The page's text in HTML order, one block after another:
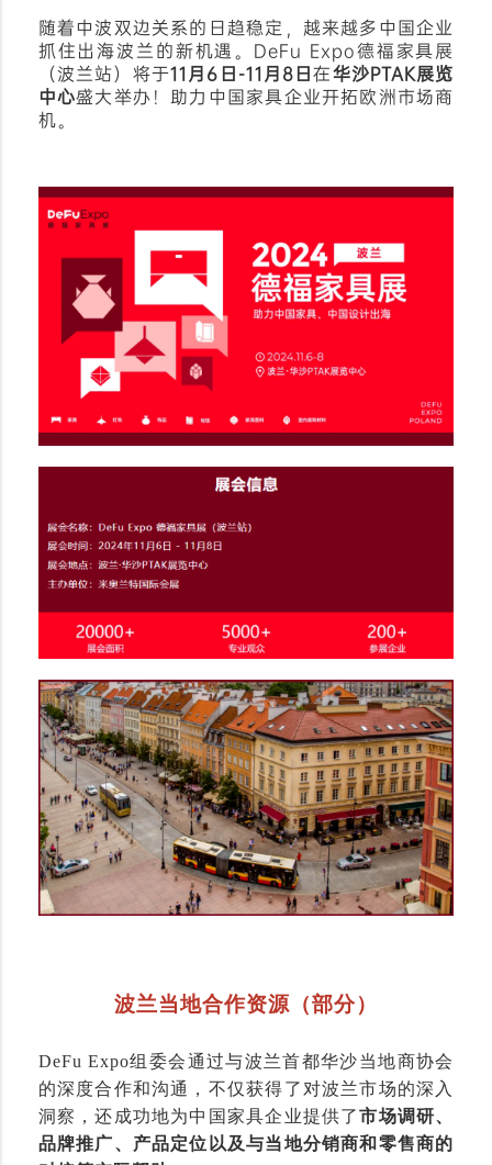
随着中波双边关系的日趋稳定，越来越多中国企业
抓住出海波兰的新机遇。DeFu Expo德福家具展
（波兰站）将于11月6日-11月8日在华沙PTAK展览
中心盛大举办！助力中国家具企业开拓欧洲市场商
机。
波兰当地合作资源（部分）
DeFu Expo组委会通过与波兰首都华沙当地商协会
的深度合作和沟通，不仅获得了对波兰市场的深入
洞察，还成功地为中国家具企业提供了市场调研、
品牌推广、产品定位以及与当地分销商和零售商的